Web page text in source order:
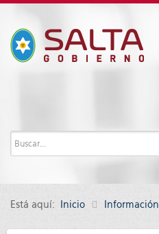
Está aquí: Inicio Información